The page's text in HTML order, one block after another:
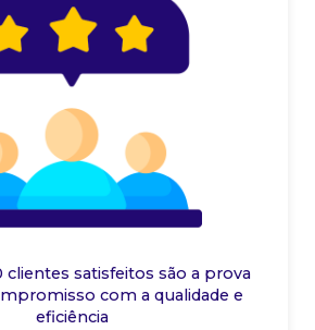
clientes satisfeitos são a prova
com a qualidade e
eficiência